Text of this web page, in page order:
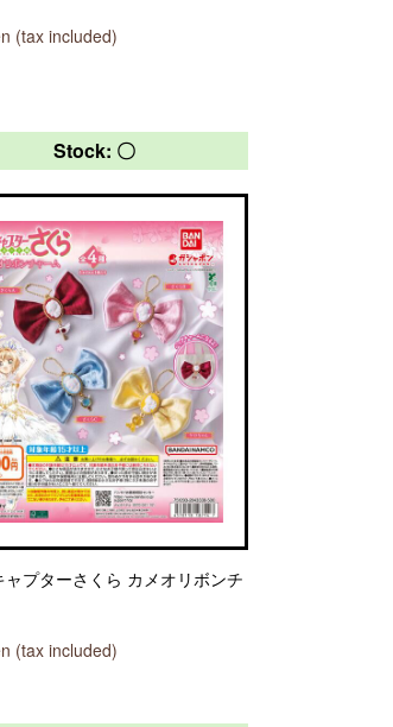
(tax included)
Stock: 〇
ャプターさくら カメオリボンチ
(tax included)